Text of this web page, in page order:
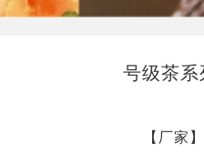
号级茶
【厂家